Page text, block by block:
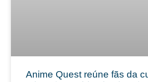
Anime Quest reúne fãs da